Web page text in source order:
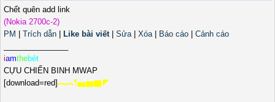
Chết quên add link
(Nokia 2700c-2)
PM
Trích dẫn Like bài viết| Sửa| Xóa| Báo cáo
Cảnh cáo
iamthebét
CỰU CHIẾN BINH MWAP
[download=red]︻︻¶▅▆▇◤